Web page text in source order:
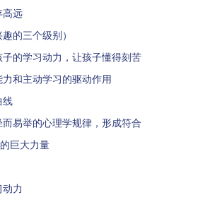
高远
的三个级别）
的学习动力，让孩子懂得刻苦
和主动学习的驱动作用
线
易举的心理学规律，形成符合
巨大力量
力